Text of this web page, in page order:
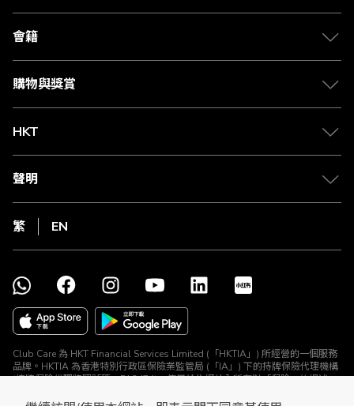
會籍
購物與獎賞
HKT
聲明
繁 EN
Club Care 為 HKT Financial Services Limited (「HKTIA」) 所經營的一個服務
品牌。HKTIA 為香港特別行政區保險業監管局 (「IA」) 下的持牌保險代理機構
(持牌保險代理牌照號碼：FA2474)。使用於此網站內所有對「保險」的提述、